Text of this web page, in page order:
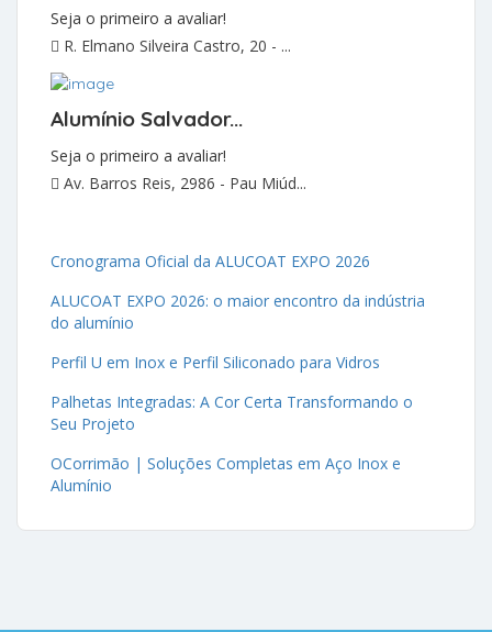
Seja o primeiro a avaliar!
R. Elmano Silveira Castro, 20 - ...
Alumínio Salvador...
Seja o primeiro a avaliar!
Av. Barros Reis, 2986 - Pau Miúd...
Cronograma Oficial da ALUCOAT EXPO 2026
ALUCOAT EXPO 2026: o maior encontro da indústria
do alumínio
Perfil U em Inox e Perfil Siliconado para Vidros
Palhetas Integradas: A Cor Certa Transformando o
Seu Projeto
OCorrimão | Soluções Completas em Aço Inox e
Alumínio